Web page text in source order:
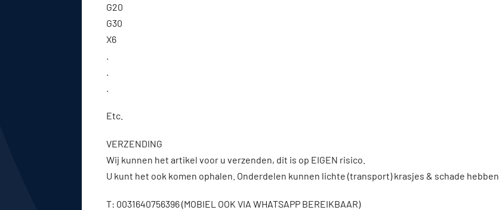
G20
G30
X6
Etc.
VERZENDING
Wij kunnen het artikel voor u verzenden, dit is op EIGEN risico.
U kunt het ook komen ophalen. Onderdelen kunnen lichte (transport) krasjes & schade hebben.
T: 0031640756396 (MOBIEL OOK VIA WHATSAPP BEREIKBAAR)